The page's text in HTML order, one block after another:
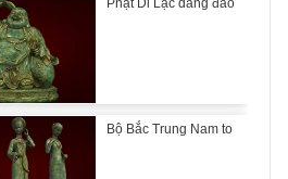
Phật Di Lặc dâng đào
Bộ Bắc Trung Nam to